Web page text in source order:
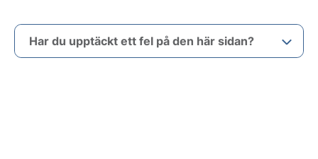
Har du upptäckt ett fel på den här sidan?